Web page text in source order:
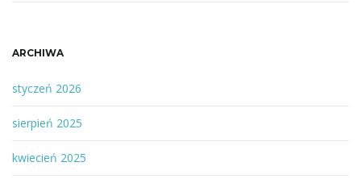
ARCHIWA
styczeń 2026
sierpień 2025
kwiecień 2025